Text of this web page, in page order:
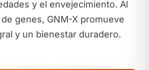
y el envejecimiento. Al
genes, GNM-X promueve
y un bienestar duradero.